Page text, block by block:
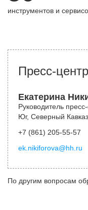
инструментов и
Пресс-центр
Екатерина
Руководитель
Юг, Северный
+7 (861) 205-55-57
ek.nikiforova@hh.ru
По другим вопросам